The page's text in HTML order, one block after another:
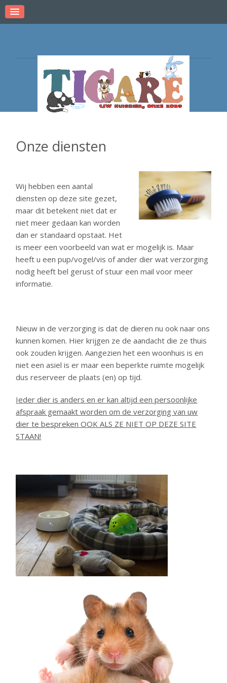
Onze diensten
Wij hebben een aantal
diensten op deze site gezet,
maar dit betekent niet dat er
niet meer gedaan kan worden
dan er standaard opstaat. Het
is meer een voorbeeld van wat er mogelijk is. Maar
heeft u een pup/vogel/vis of ander dier wat verzorging
nodig heeft bel gerust of stuur een mail voor meer
informatie.
Nieuw in de verzorging is dat de dieren nu ook naar ons
kunnen komen. Hier krijgen ze de aandacht die ze thuis
ook zouden krijgen. Aangezien het een woonhuis is en
niet een asiel is er maar een beperkte ruimte mogelijk
dus reserveer de plaats (en) op tijd.
Ieder dier is anders en er kan altijd een persoonlijke
afspraak gemaakt worden om de verzorging van uw
dier te bespreken OOK ALS ZE NIET OP DEZE SITE
STAAN!